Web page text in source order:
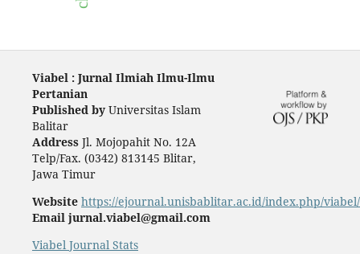
Viabel : Jurnal Ilmiah Ilmu-Ilmu
Pertanian
Published byUniversitas Islam
Balitar
Address Jl. Mojopahit No. 12A
Telp/Fax. (0342) 813145 Blitar,
Jawa Timur
Website https://ejournal.unisbablitar.ac.id/index.php/
Email jurnal.viabel@gmail.com
Viabel Journal Stats